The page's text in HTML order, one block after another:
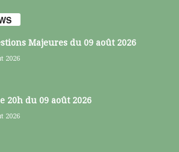
Majeures du 09 août 2026
2026
20h du 09 août 2026
2026